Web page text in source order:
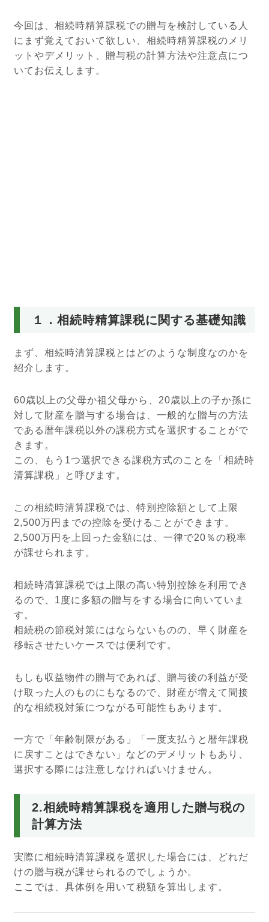
今回は、相続時精算課税での贈与を検討している人
にまず覚えておいて欲しい、相続時精算課税のメリ
ットやデメリット、贈与税の計算方法や注意点につ
いてお伝えします。
１．相続時精算課税に関する基礎知識
まず、相続時清算課税とはどのような制度なのかを
紹介します。
60歳以上の父母か祖父母から、20歳以上の子か孫に
対して財産を贈与する場合は、一般的な贈与の方法
である暦年課税以外の課税方式を選択することがで
きます。
この、もう1つ選択できる課税方式のことを「相続時
清算課税」と呼びます。
この相続時清算課税では、特別控除額として上限
2,500万円までの控除を受けることができます。
2,500万円を上回った金額には、一律で20％の税率
が課せられます。
相続時清算課税では上限の高い特別控除を利用でき
るので、1度に多額の贈与をする場合に向いていま
す。
相続税の節税対策にはならないものの、早く財産を
移転させたいケースでは便利です。
もしも収益物件の贈与であれば、贈与後の利益が受
け取った人のものにもなるので、財産が増えて間接
的な相続税対策につながる可能性もあります。
一方で「年齢制限がある」「一度支払うと暦年課税
に戻すことはできない」などのデメリットもあり、
選択する際には注意しなければいけません。
2.相続時精算課税を適用した贈与税の
計算方法
実際に相続時清算課税を選択した場合には、どれだ
けの贈与税が課せられるのでしょうか。
ここでは、具体例を用いて税額を算出します。